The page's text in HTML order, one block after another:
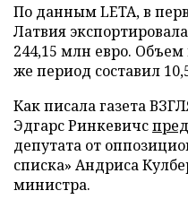
По данным LETA, в
Латвия
244,15 млн евро.
же период составил
Как писала газета
Эдгарс Ринкевичс
депутата от
списка» Андриса
министра.